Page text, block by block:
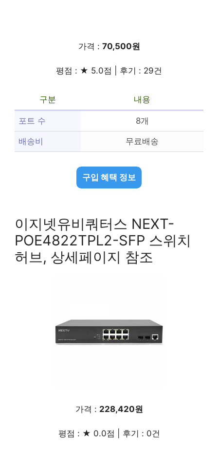
가격 : 70,500원
평점 : ★ 5.0점 | 후기 : 29건
구분 내용
포트 수 8개
배송비 무료배송
구입 혜택 정보
이지넷유비쿼터스 NEXT-
POE4822TPL2-SFP 스위치
허브, 상세페이지 참조
가격 : 228,420원
평점 : ★ 0.0점 | 후기 : 0건